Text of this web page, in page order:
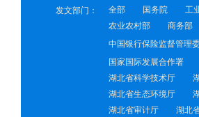
发文部门： 全部 国务院 工
农业农村部
商务部
中国银行保险监督管理
国家国际发展合作署
湖北省科学技术厅
湖北省生态环境厅
湖北省审计厅
湖北